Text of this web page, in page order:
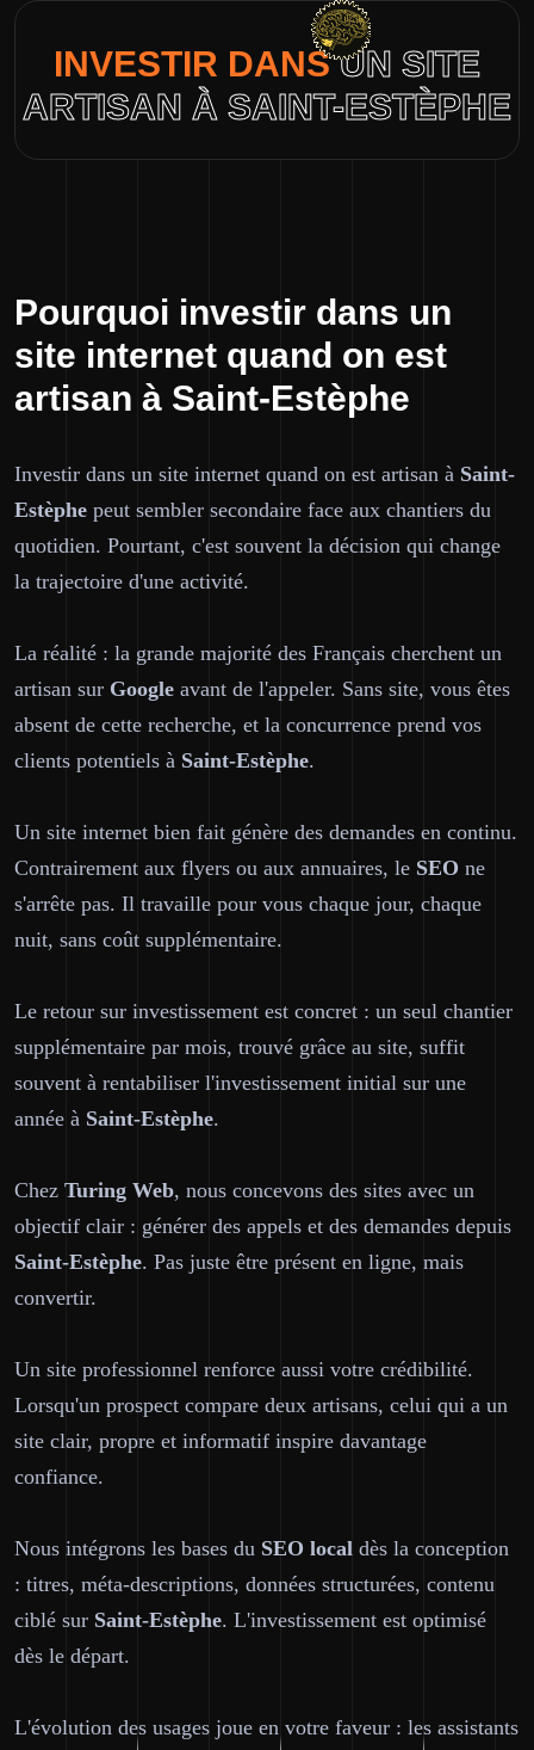
INVESTIR DANSUN SITE
ARTISAN À SAINT-ESTÈPHE
Pourquoi investir dans un
site internet quand on est
artisan à Saint-Estèphe
Investir dans un site internet quand on est artisan à Saint-
Estèphe peut sembler secondaire face aux chantiers du
quotidien. Pourtant, c'est souvent la décision qui change
la trajectoire d'une activité.
La réalité : la grande majorité des Français cherchent un
artisan sur Google avant de l'appeler. Sans site, vous êtes
absent de cette recherche, et la concurrence prend vos
clients potentiels à Saint-Estèphe.
Un site internet bien fait génère des demandes en continu.
Contrairement aux flyers ou aux annuaires, le SEO ne
s'arrête pas. Il travaille pour vous chaque jour, chaque
nuit, sans coût supplémentaire.
Le retour sur investissement est concret : un seul chantier
supplémentaire par mois, trouvé grâce au site, suffit
souvent à rentabiliser l'investissement initial sur une
année à Saint-Estèphe.
Chez Turing Web, nous concevons des sites avec un
objectif clair : générer des appels et des demandes depuis
Saint-Estèphe. Pas juste être présent en ligne, mais
convertir.
Un site professionnel renforce aussi votre crédibilité.
Lorsqu'un prospect compare deux artisans, celui qui a un
site clair, propre et informatif inspire davantage
confiance.
Nous intégrons les bases du SEO local dès la conception
: titres, méta-descriptions, données structurées, contenu
ciblé sur Saint-Estèphe. L'investissement est optimisé
dès le départ.
L'évolution des usages joue en votre faveur : les assistants